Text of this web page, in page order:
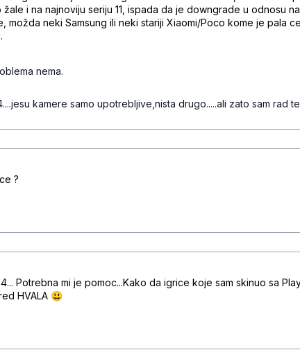
i na najnoviju seriju 11, ispada da je downgrade u odnosu
možda neki Samsung ili neki stariji Xiaomi/Poco kome je pala
nema.
kamere samo upotrebljive,nista drugo.....ali zato sam rad
?
Potrebna mi je pomoc...Kako da igrice koje sam skinuo sa
HVALA 😃